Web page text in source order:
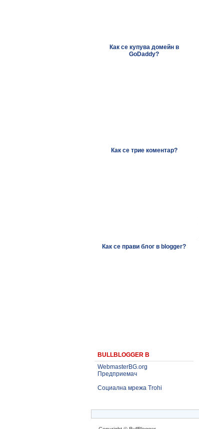
Как се купува домейн в
GoDaddy?
Как се трие коментар?
Как се прави блог в blogger?
BULLBLOGGER В
WebmasterBG.org
Предприемач
Социална мрежа Trohi